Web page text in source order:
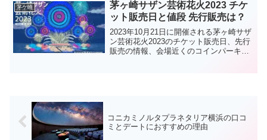
（木）にも島忠ホームズ茅ヶ崎店1/2F階
段踊り場で販売...
茅ケ崎
茅ヶ崎サザン芸術花火2023 チケ
ット販売日と値段 先行販売は？
2023年10月21日に開催される茅ヶ崎サザ
ン芸術花火2023のチケット販売日、先行
販売の情報、会場近くのコインパーキン
コニカミノルタプラネタリア横浜の口コ
ミとデートにおすすめの理由